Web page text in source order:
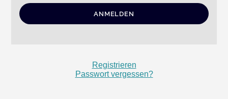
Registrieren
Passwort vergessen?